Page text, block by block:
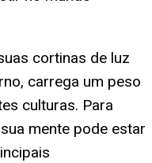
cortinas de luz
carrega um peso
culturas. Para
mente pode estar